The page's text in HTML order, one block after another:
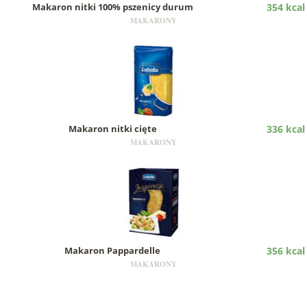
Makaron nitki 100% pszenicy durum 354 kcal
MAKARONY
Makaron nitki cięte 336 kcal
MAKARONY
Makaron Pappardelle 356 kcal
MAKARONY